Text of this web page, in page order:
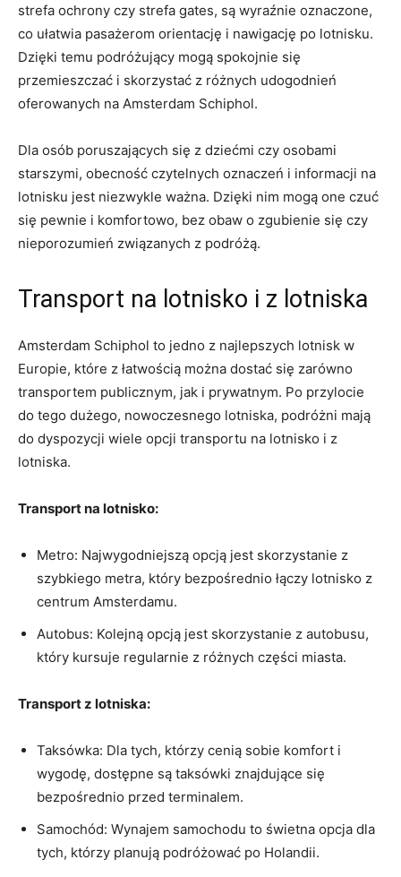
strefa ochrony czy strefa gates, są wyraźnie oznaczone,
co ​ułatwia pasażerom orientację i ⁤nawigację po⁣ lotnisku.‌
Dzięki⁤ temu podróżujący mogą ⁢spokojnie się​
przemieszczać i skorzystać z różnych⁢ udogodnień‍
oferowanych na Amsterdam Schiphol.
Dla osób poruszających się z dziećmi ​czy ‍osobami​
starszymi, obecność ‍czytelnych‌ oznaczeń i informacji na
lotnisku jest niezwykle ważna. Dzięki​ nim⁣ mogą one‌ czuć
się⁢ pewnie i komfortowo, bez ⁣obaw o ​zgubienie się‌ czy
nieporozumień związanych z podróżą.
Transport na lotnisko i z lotniska
Amsterdam Schiphol ⁤to ‌jedno z⁢ najlepszych lotnisk w
Europie,‍ które z łatwością można⁣ dostać‍ się zarówno
transportem publicznym, jak i⁣ prywatnym. Po przylocie
do tego dużego, nowoczesnego lotniska, ⁤podróżni​ mają
do ‌dyspozycji wiele opcji transportu na lotnisko i z
⁢lotniska.
Transport na lotnisko:
Metro:⁤ Najwygodniejszą opcją jest skorzystanie z​
szybkiego metra, który bezpośrednio łączy lotnisko z
centrum Amsterdamu.
Autobus:‌ Kolejną opcją jest skorzystanie z autobusu,
który‌ kursuje regularnie z różnych‍ części miasta.
Transport​ z lotniska:
Taksówka: Dla tych, którzy cenią sobie komfort ‌i⁣
wygodę, dostępne są ​taksówki znajdujące się
bezpośrednio przed terminalem.
Samochód: Wynajem samochodu to świetna opcja ⁢dla
tych,⁤ którzy ‌planują podróżować po Holandii.